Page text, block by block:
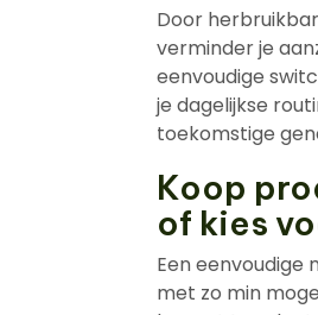
Door
verminder je
eenvoudige
je dagelijkse
toekomstige
Koop
of kies
Een
met zo min